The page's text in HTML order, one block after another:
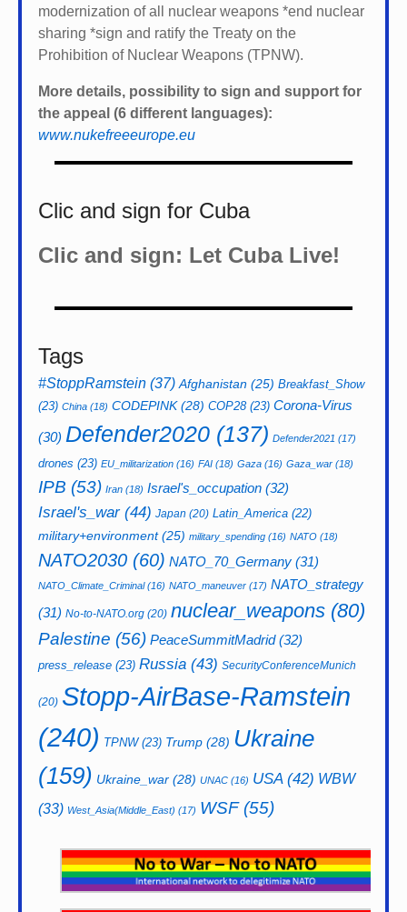
modernization of all nuclear weapons *end nuclear
sharing *sign and ratify the Treaty on the
Prohibition of Nuclear Weapons (TPNW).
More details, possibility to sign and support for
the appeal (6 different languages):
www.nukefreeeurope.eu
Clic and sign for Cuba
Clic and sign: Let Cuba Live!
Tags
#StoppRamstein (37) Afghanistan (25) Breakfast_Show
(23) China (18) CODEPINK(28) COP28(23) Corona-Virus
(30) Defender2020 (137) Defender2021 (17)
drones (23) EU_militarization (16) FAI (18) Gaza (16) Gaza_war (18)
IPB (53) Iran (18) Israel's_occupation (32)
Israel's_war(44) Japan (20) Latin_America (22)
military+environment(25) military_spending (16) NATO (18)
NATO2030 (60) NATO_70_Germany (31)
NATO_Climate_Criminal(16) NATO_maneuver (17) NATO_strategy
(31) No-to-NATO.org (20) nuclear_weapons (80)
Palestine (56) PeaceSummitMadrid(32)
press_release (23) Russia (43) SecurityConferenceMunich
(20) Stopp-AirBase-Ramstein
(240) TPNW(23) Trump (28) Ukraine
(159) Ukraine_war (28) UNAC (16) USA(42) WBW
(33) West_Asia(Middle_East) (17) WSF(55)